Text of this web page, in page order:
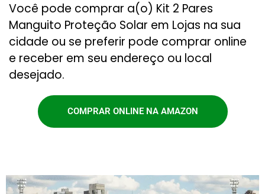
Você pode comprar a(o) Kit 2 Pares
Manguito Proteção Solar em Lojas na sua
cidade ou se preferir pode comprar online
e receber em seu endereço ou local
desejado.
COMPRAR ONLINE NA AMAZON